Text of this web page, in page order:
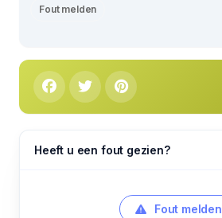
Fout melden
Heeft u een fout gezien?
Fout melden